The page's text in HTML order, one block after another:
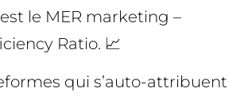
le MER marketing –
Ratio. 📈
qui s’auto-attribuent